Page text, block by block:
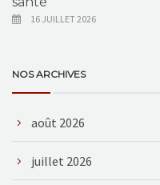
16 JUILLET 2026
NOS ARCHIVES
août 2026
juillet 2026